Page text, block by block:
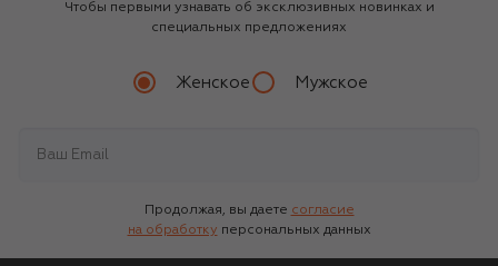
Чтобы первыми узнавать об эксклюзивных новинках и
специальных предложениях
Женское Мужское
Продолжая, вы даете согласие
на обработку персональных данных